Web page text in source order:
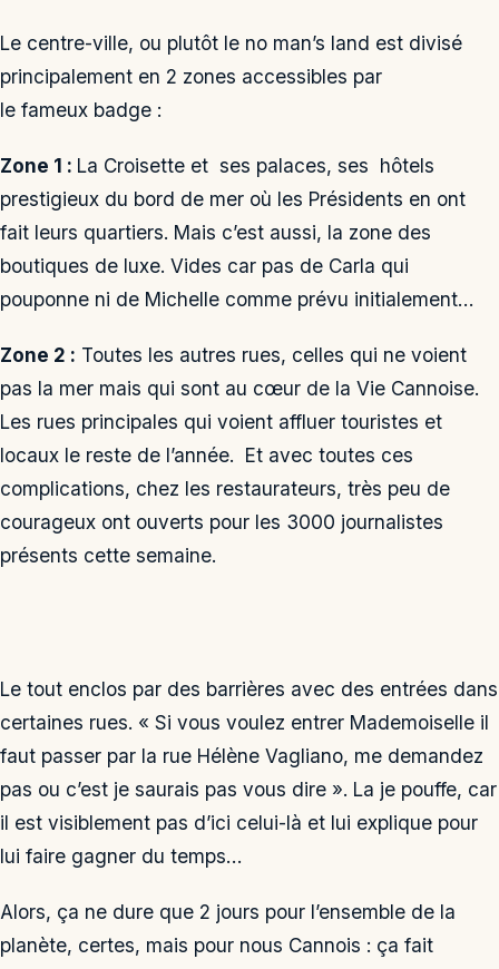
Le centre-ville, ou plutôt le no man’s land est divisé
principalement en 2 zones accessibles par
le fameux badge :
Zone 1 : La Croisette et ses palaces, ses hôtels
prestigieux du bord de mer où les Présidents en ont
fait leurs quartiers. Mais c’est aussi, la zone des
boutiques de luxe. Vides car pas de Carla qui
pouponne ni de Michelle comme prévu initialement…
Zone 2 : Toutes les autres rues, celles qui ne voient
pas la mer mais qui sont au cœur de la Vie Cannoise.
Les rues principales qui voient affluer touristes et
locaux le reste de l’année. Et avec toutes ces
complications, chez les restaurateurs, très peu de
courageux ont ouverts pour les 3000 journalistes
présents cette semaine.
Le tout enclos par des barrières avec des entrées dans
certaines rues. « Si vous voulez entrer Mademoiselle il
faut passer par la rue Hélène Vagliano, me demandez
pas ou c’est je saurais pas vous dire ». La je pouffe, car
il est visiblement pas d’ici celui-là et lui explique pour
lui faire gagner du temps…
Alors, ça ne dure que 2 jours pour l’ensemble de la
planète, certes, mais pour nous Cannois : ça fait